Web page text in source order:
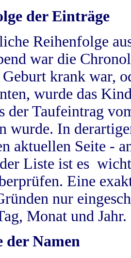
der Einträge
Reihenfolge
war die
Geburt krank war,
wurde das
der Taufeintrag
wurde. In
aktuellen Seite -
Liste ist es
Eine
nur
Monat und Jahr.
der Namen